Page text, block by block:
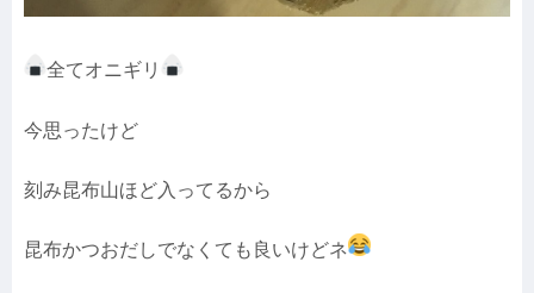
全てオニギリ
今思ったけど
刻み昆布山ほど入ってるから
昆布かつおだしでなくても良いけどネ